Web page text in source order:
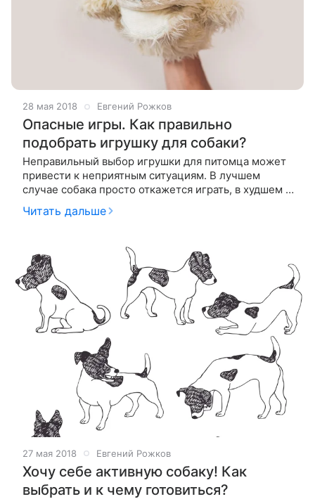
28 мая 2018 Евгений Рожков
Опасные игры. Как правильно
подобрать игрушку для собаки?
Неправильный выбор игрушки для питомца может
привести к неприятным ситуациям. В лучшем
случае собака просто откажется играть, в худшем –
причинит себе вред или нанесет травму. На что
обратить внимание при покупке
Читать дальше
27 мая 2018 Евгений Рожков
Хочу себе активную собаку! Как
выбрать и к чему готовиться?